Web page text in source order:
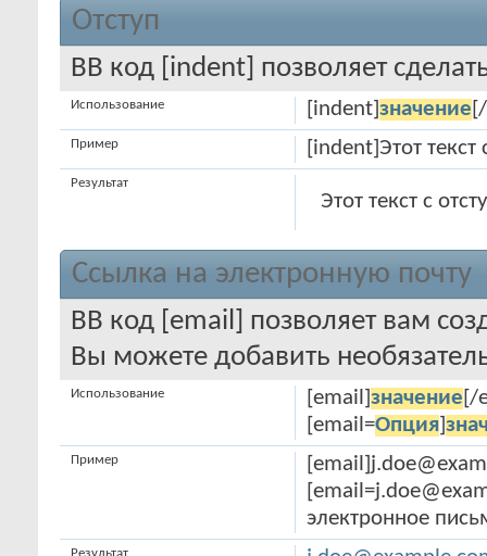
Отступ
BB код [indent] позволяет
[indent] значение
Использование
[indent]Этот
Пример
Этот текст с
Результат
Ссылка на электронную почту
BB код [email] позволяет вам
Вы можете добавить
[email] значение [/
[email=Опция]
Использование
электронное
Пример